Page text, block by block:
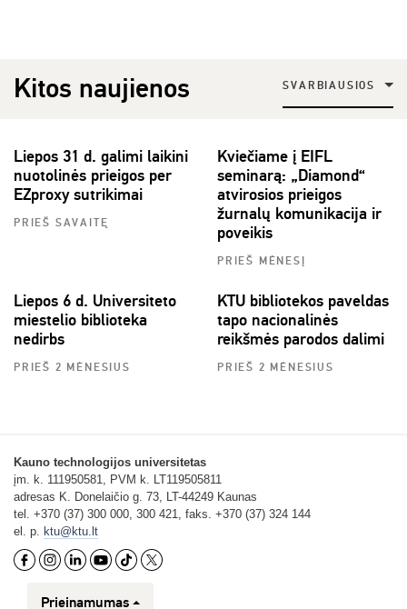
Kitos naujienos SVARBIAUSIOS
Liepos 31 d. galimi laikini
nuotolinės prieigos per
EZproxy sutrikimai
PRIEŠ SAVAITĘ
Kviečiame į EIFL
seminarą: „Diamond“
atvirosios prieigos
žurnalų komunikacija ir
poveikis
PRIEŠ MĖNESĮ
Liepos 6 d. Universiteto
miestelio biblioteka
nedirbs
PRIEŠ 2 MĖNESIUS
KTU bibliotekos paveldas
tapo nacionalinės
reikšmės parodos dalimi
PRIEŠ 2 MĖNESIUS
Kauno technologijos universitetas
įm. k. 111950581, PVM k. LT119505811
adresas K. Donelaičio g. 73, LT-44249 Kaunas
tel. +370 (37) 300 000, 300 421, faks. +370 (37) 324 144
el. p. ktu@ktu.lt
Prieinamumas